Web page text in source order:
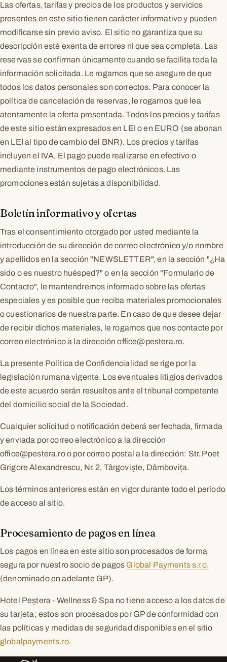
Las ofertas, tarifas y precios de los productos y servicios
presentes en este sitio tienen carácter informativo y pueden
modificarse sin previo aviso. El sitio no garantiza que su
descripción esté exenta de errores ni que sea completa. Las
reservas se confirman únicamente cuando se facilita toda la
información solicitada. Le rogamos que se asegure de que
todos los datos personales son correctos. Para conocer la
política de cancelación de reservas, le rogamos que lea
atentamente la oferta presentada. Todos los precios y tarifas
de este sitio están expresados en LEI o en EURO (se abonan
en LEI al tipo de cambio del BNR). Los precios y tarifas
incluyen el IVA. El pago puede realizarse en efectivo o
mediante instrumentos de pago electrónicos. Las
promociones están sujetas a disponibilidad.
Boletín informativo y ofertas
Tras el consentimiento otorgado por usted mediante la
introducción de su dirección de correo electrónico y/o nombre
y apellidos en la sección "NEWSLETTER", en la sección "¿Ha
sido o es nuestro huésped?" o en la sección "Formulario de
Contacto", le mantendremos informado sobre las ofertas
especiales y es posible que reciba materiales promocionales
o cuestionarios de nuestra parte. En caso de que desee dejar
de recibir dichos materiales, le rogamos que nos contacte por
correo electrónico a la direcciónoffice@pestera.ro.
La presente Política de Confidencialidad se rige por la
legislación rumana vigente. Los eventuales litigios derivados
de este acuerdo serán resueltos ante el tribunal competente
del domicilio social de la Sociedad.
Cualquier solicitud o notificación deberá ser fechada, firmada
y enviada por correo electrónico a la dirección
office@pestera.roo por correo postal a la dirección: Str. Poet
Grigore Alexandrescu, Nr. 2, Târgoviște, Dâmbovița.
Los términos anteriores están en vigor durante todo el período
de acceso al sitio.
Procesamiento de pagos en línea
Los pagos en línea en este sitio son procesados de forma
segura por nuestro socio de pagos Global Payments s.r.o.
(denominado en adelante GP).
Hotel Peștera - Wellness & Spa no tiene acceso a los datos de
su tarjeta; estos son procesados por GP de conformidad con
las políticas y medidas de seguridad disponibles en el sitio
globalpayments.ro.